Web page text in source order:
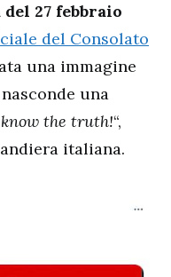
27 febbraio
del Consolato
una immagine
una
the truth!“,
italiana.